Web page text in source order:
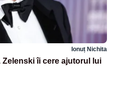
Ionuț Nichita
Zelenski îi cere ajutorul lui